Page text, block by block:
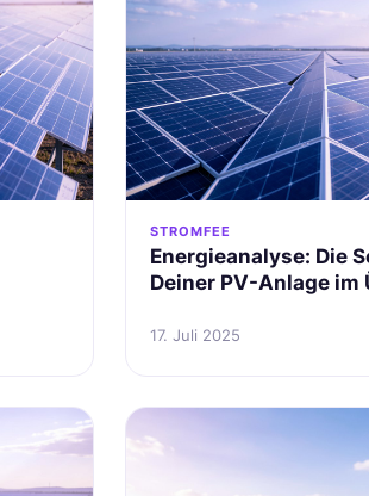
STROMFEE
Energieanalyse: Die
Deiner PV-Anlage im
17. Juli 2025